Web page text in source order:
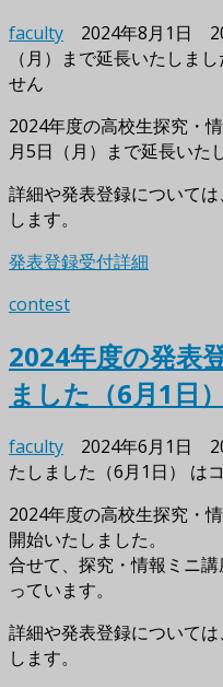
faculty 2024年8月1日
（月）まで延長いたしま
せん
2024年度の高校生探究・
月5日（月）まで延長いた
詳細や発表登録について
します。
発表登録受付詳細
contest
2024年度の発表
ました（6月1日）
faculty 2024年6月1日
たしました（6月1日） は
2024年度の高校生探究・
開始いたしました。
合せて、探究・情報ミニ
っています。
詳細や発表登録について
します。